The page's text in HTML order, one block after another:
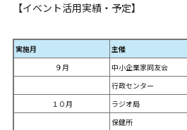
【イベント活用実績・予定】
実施月 主催
９月
中小企業家同友会
行政センター
１０月
ラジオ局
保健所